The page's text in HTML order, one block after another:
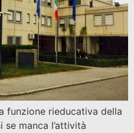
funzione rieducativa della
manca l’attività